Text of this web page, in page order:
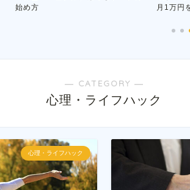
月1万円を稼ぐ具体的な方...
で聞い
― CATEGORY ―
心理・ライフハック
心理・ライフハック